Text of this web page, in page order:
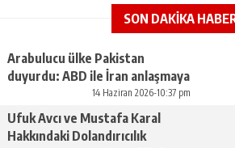
SON DAKİKA
Arabulucu ülke Pakistan
duyurdu: ABD ile İran anlaşmaya
14 Haziran 2026-10:37 pm
Ufuk Avcı ve Mustafa Karal
Hakkındaki Dolandırıcılık